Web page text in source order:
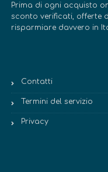
Prima di ogni acquisto
sconto verificati, offerte
risparmiare davvero in
Contatti
Termini del servizio
Privacy